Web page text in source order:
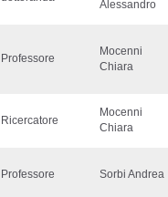
Alessandro
Professore
Mocenni
Chiara
Ricercatore
Mocenni
Chiara
Professore Sorbi Andrea